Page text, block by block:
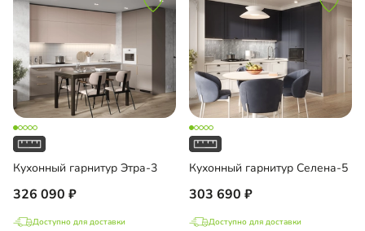
Кухонный гарнитур Этра-3
326 090
Доступно для доставки
Кухонный гарнитур Селена-5
303 690
Доступно для доставки